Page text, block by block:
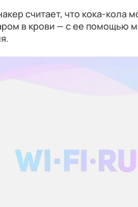
считает, что кока-кола
в крови — с ее помощью